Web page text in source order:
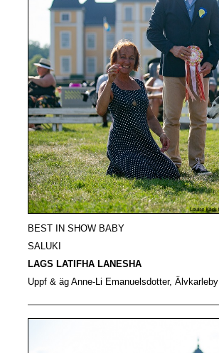
BEST IN SHOW BABY
SALUKI
LAGS LATIFHA LANESHA
Uppf & äg Anne-Li Emanuelsdotter, Älvkarleby